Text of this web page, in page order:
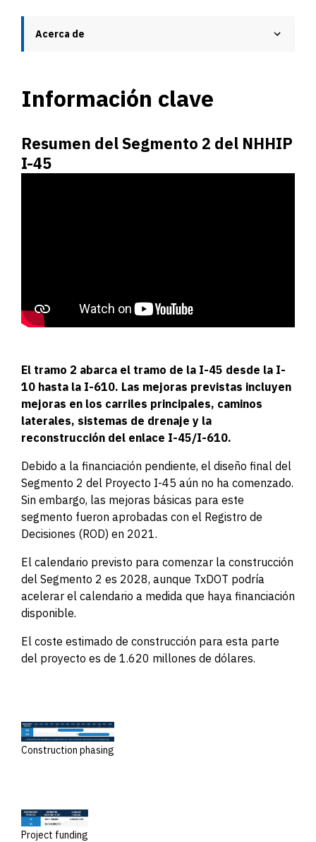
Acerca de
Información clave
Resumen del Segmento 2 del NHHIP
I-45
El tramo 2 abarca el tramo de la I-45 desde la I-
10 hasta la I-610. Las mejoras previstas incluyen
mejoras en los carriles principales, caminos
laterales, sistemas de drenaje y la
reconstrucción del enlace I-45/I-610.
Debido a la financiación pendiente, el diseño final del
Segmento 2 del Proyecto I-45 aún no ha comenzado.
Sin embargo, las mejoras básicas para este
segmento fueron aprobadas con el Registro de
Decisiones (ROD) en 2021.
El calendario previsto para comenzar la construcción
del Segmento 2 es 2028, aunque TxDOT podría
acelerar el calendario a medida que haya financiación
disponible.
El coste estimado de construcción para esta parte
del proyecto es de 1.620 millones de dólares.
Construction phasing
Project funding